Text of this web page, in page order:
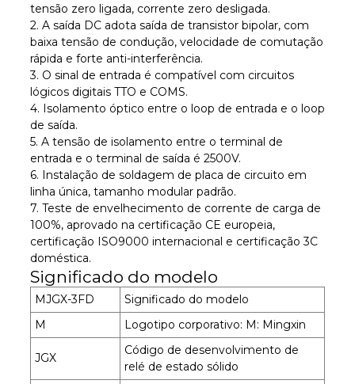
tensão zero ligada, corrente zero desligada.
2. A saída DC adota saída de transistor bipolar, com
baixa tensão de condução, velocidade de comutação
rápida e forte anti-interferência.
3. O sinal de entrada é compatível com circuitos
lógicos digitais TTO e COMS.
4. Isolamento óptico entre o loop de entrada e o loop
de saída.
5. A tensão de isolamento entre o terminal de
entrada e o terminal de saída é 2500V.
6. Instalação de soldagem de placa de circuito em
linha única, tamanho modular padrão.
7. Teste de envelhecimento de corrente de carga de
100%, aprovado na certificação CE europeia,
certificação ISO9000 internacional e certificação 3C
doméstica.
Significado do modelo
MJGX-3FD
Significado do modelo
M
Logotipo corporativo: M: Mingxin
JGX
Código de desenvolvimento de
relé de estado sólido